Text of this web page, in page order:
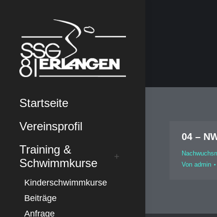
Startseite
Vereinsprofil
Training &
Schwimmkurse
Kinderschwimmkurse
Beiträge
Anfrage
04 –
Von admin